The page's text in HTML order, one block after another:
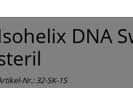
DNA
Nr.:32-SK-1S